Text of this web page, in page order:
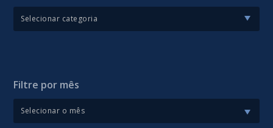
Filtre por mês